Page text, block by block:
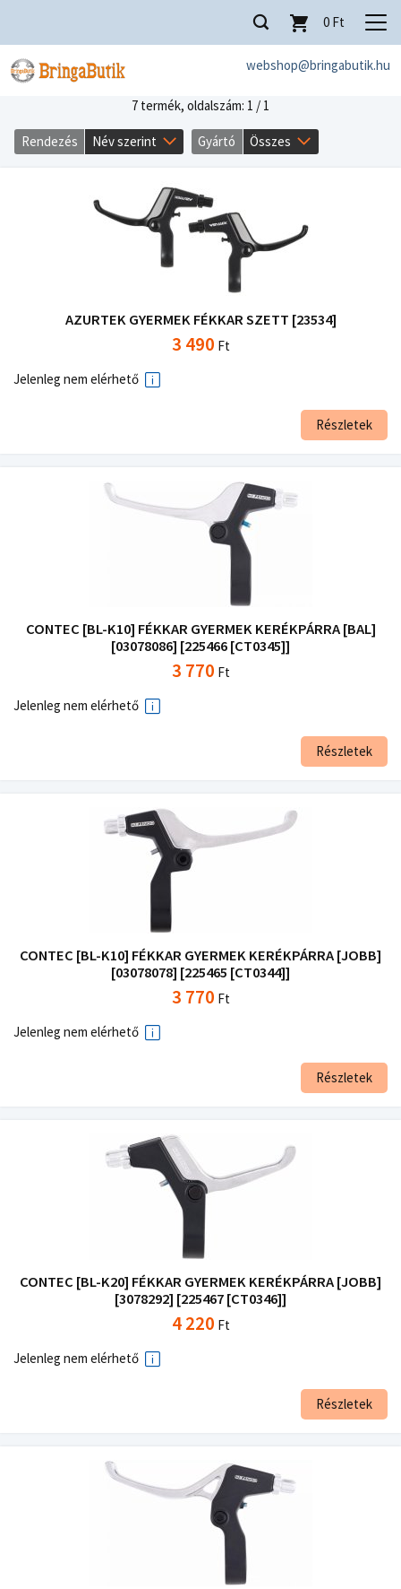
webshop@bringabutik.hu
0 Ft
7 termék, oldalszám: 1 / 1
Rendezés Név szerint Gyártó Összes
AZURTEK GYERMEK FÉKKAR SZETT [23534]
3 490 Ft
Jelenleg nem elérhető
Részletek
CONTEC [BL-K10] FÉKKAR GYERMEK KERÉKPÁRRA [BAL]
[03078086] [225466 [CT0345]]
3 770 Ft
Jelenleg nem elérhető
Részletek
CONTEC [BL-K10] FÉKKAR GYERMEK KERÉKPÁRRA [JOBB]
[03078078] [225465 [CT0344]]
3 770 Ft
Jelenleg nem elérhető
Részletek
CONTEC [BL-K20] FÉKKAR GYERMEK KERÉKPÁRRA [JOBB]
[3078292] [225467 [CT0346]]
4 220 Ft
Jelenleg nem elérhető
Részletek